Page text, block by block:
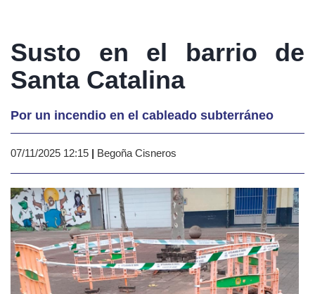
Susto en el barrio de
Santa Catalina
Por un incendio en el cableado subterráneo
07/11/2025 12:15 | Begoña Cisneros